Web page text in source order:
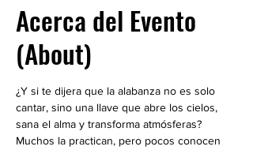
Acerca del Evento
(About)
¿Y si te dijera que la alabanza no es solo
cantar, sino una llave que abre los cielos,
sana el alma y transforma atmósferas?
Muchos la practican, pero pocos conocen